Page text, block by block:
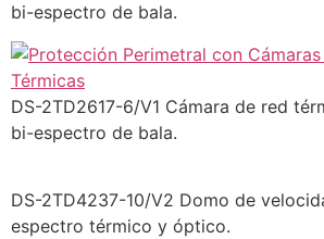
bi-espectro de bala.
DS-2TD2617-6/V1 Cámara de red
bi-espectro de bala.
DS-2TD4237-10/V2 Domo de
espectro térmico y óptico.